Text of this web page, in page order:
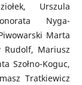
Urszula
Nyga-
Marta
Rudolf, Mariusz
Szołno-Koguc,
Tratkiewicz